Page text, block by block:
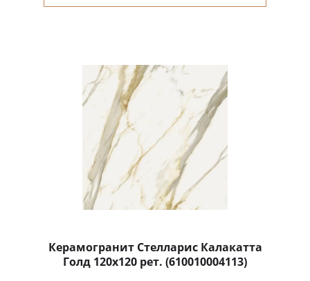
Керамогранит Стелларис Калакатта
Голд 120x120 рет. (610010004113)